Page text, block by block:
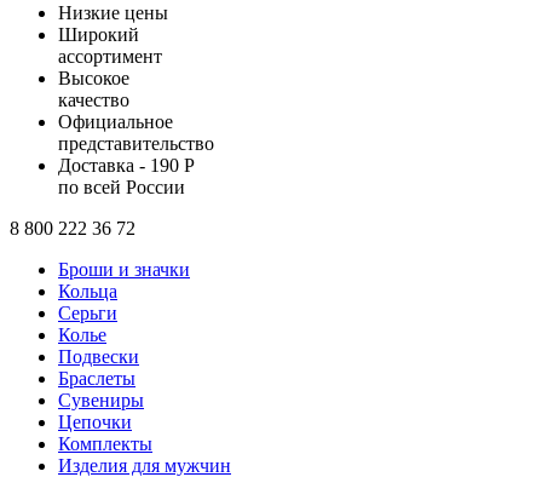
Низкие цены
Широкий
ассортимент
Высокое
качество
Официальное
представительство
Доставка - 190 Р
по всей России
8 800 222 36 72
Броши и значки
Кольца
Серьги
Колье
Подвески
Браслеты
Сувениры
Цепочки
Комплекты
Изделия для мужчин